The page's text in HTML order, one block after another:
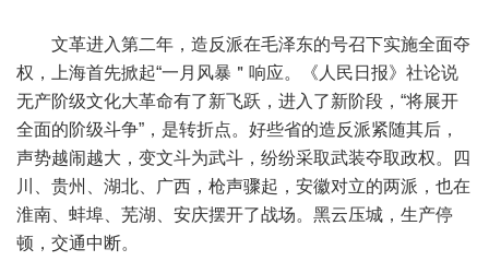
文革进入第二年，造反派在毛泽东的号召下实施全面夺
权，上海首先掀起“一月风暴＂响应。《人民日报》社论说
无产阶级文化大革命有了新飞跃，进入了新阶段，“将展开
全面的阶级斗争”，是转折点。好些省的造反派紧随其后，
声势越闹越大，变文斗为武斗，纷纷采取武装夺取政权。四
川、贵州、湖北、广西，枪声骤起，安徽对立的两派，也在
淮南、蚌埠、芜湖、安庆摆开了战场。黑云压城，生产停
顿，交通中断。